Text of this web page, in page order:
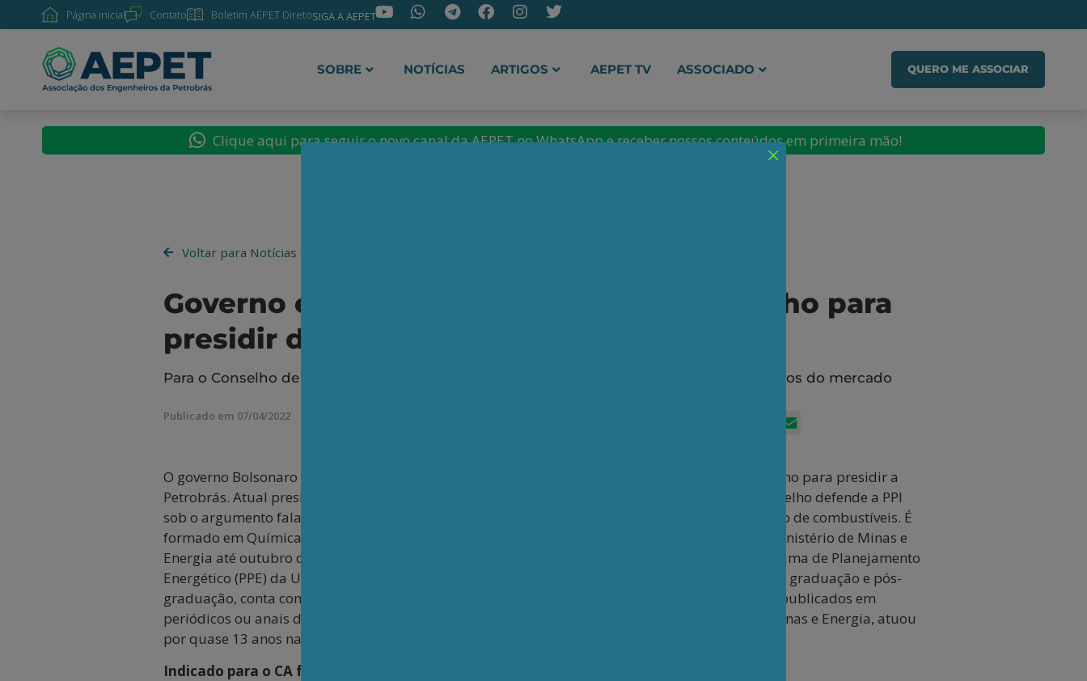
Página inicial Contato Boletim AEPET DiretoSIGA A AEPET
SOBRE NOTÍCIAS ARTIGOS AEPET TV ASSOCIADO QUERO ME ASSOCIAR
Clique aqui para seguir o novo canal da AEPET no WhatsApp e receber nossos conteúdos em primeira mão!
Voltar para Notícias
Governo escolhe José Mauro Ferreira Coelho para
presidir da Petrobrás
Para o Conselho de Administração, Marcio Andrade Weber. Os dois nomes são conhecidos do mercado
Publicado em 07/04/2022 FacebookLinkedIn
O governo Bolsonaro indicou, na noite desta quarta-feira (6), o nome de Jose Mauro Ferreira Coelho para presidir a
Petrobrás. Atual presidente do Conselho de Administração da Pré-Sal Petróleo (PPSA), Ferreira Coelho defende a PPI
sob o argumento falacioso de que sem ela haveria risco de desabastecimento no mercado interno de combustíveis. É
formado em Química Industrial e foi secretário de Petróleo, Gás Natural e Biocombustíveis do Ministério de Minas e
Energia até outubro de 2021. Ferreira também é Doutor em Planejamento Energético pelo Programa de Planejamento
Energético (PPE) da Universidade Federal do Rio de Janeiro (UFRJ). Além disso, na área docente de graduação e pós-
graduação, conta com três livros publicados e mais de 30 trabalhos científicos apresentados ou publicados em
periódicos ou anais de congressos nacionais e internacionais. Antes de entrar no Ministério de Minas e Energia, atuou
por quase 13 anos na Empresa de Pesquisa Energética (EPE).
Indicado para o CA foi CEO de JV com duas companhias estrangeiras